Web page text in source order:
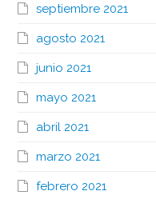
septiembre 2021
agosto 2021
junio 2021
mayo 2021
abril 2021
marzo 2021
febrero 2021